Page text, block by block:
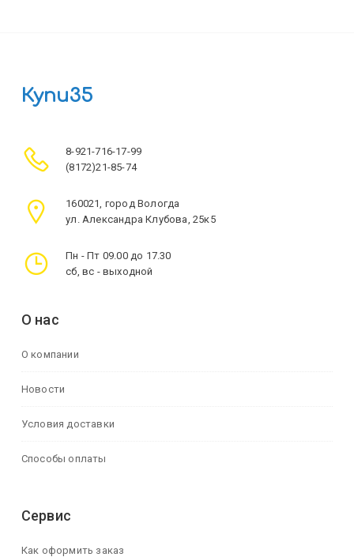
Купи35
8-921-716-17-99
(8172)21-85-74
160021, город Вологда
ул. Александра Клубова, 25к5
Пн - Пт 09.00 до 17.30
сб, вс - выходной
О нас
О компании
Новости
Условия доставки
Способы оплаты
Сервис
Как оформить заказ